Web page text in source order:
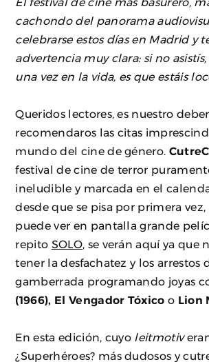
cachondo del panorama
celebrarse estos días en Madrid y
advertencia muy clara: si no
una vez en la vida, es que estáis
Queridos lectores, es nuestro deber
recomendaros las citas
mundo del cine de género.
festival de cine de terror
ineludible y marcada en el
desde que se pisa por primera
puede ver en pantalla grande
repito SOLO, se verán aquí ya que
tener la desfachatez y los arrestos
gamberrada programando joyas
(1966), El Vengador Tóxicoo Lion
En esta edición, cuyo leitmotiv
¿Superhéroes? más dudosos y